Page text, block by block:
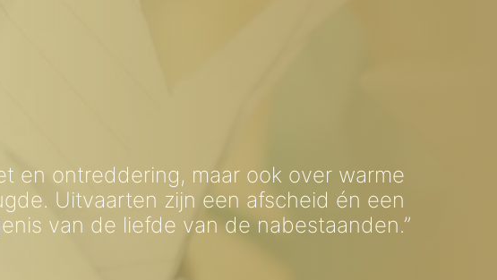
en ontreddering, maar ook over warme
Uitvaarten zijn een afscheid én een
van de liefde van de nabestaanden.”